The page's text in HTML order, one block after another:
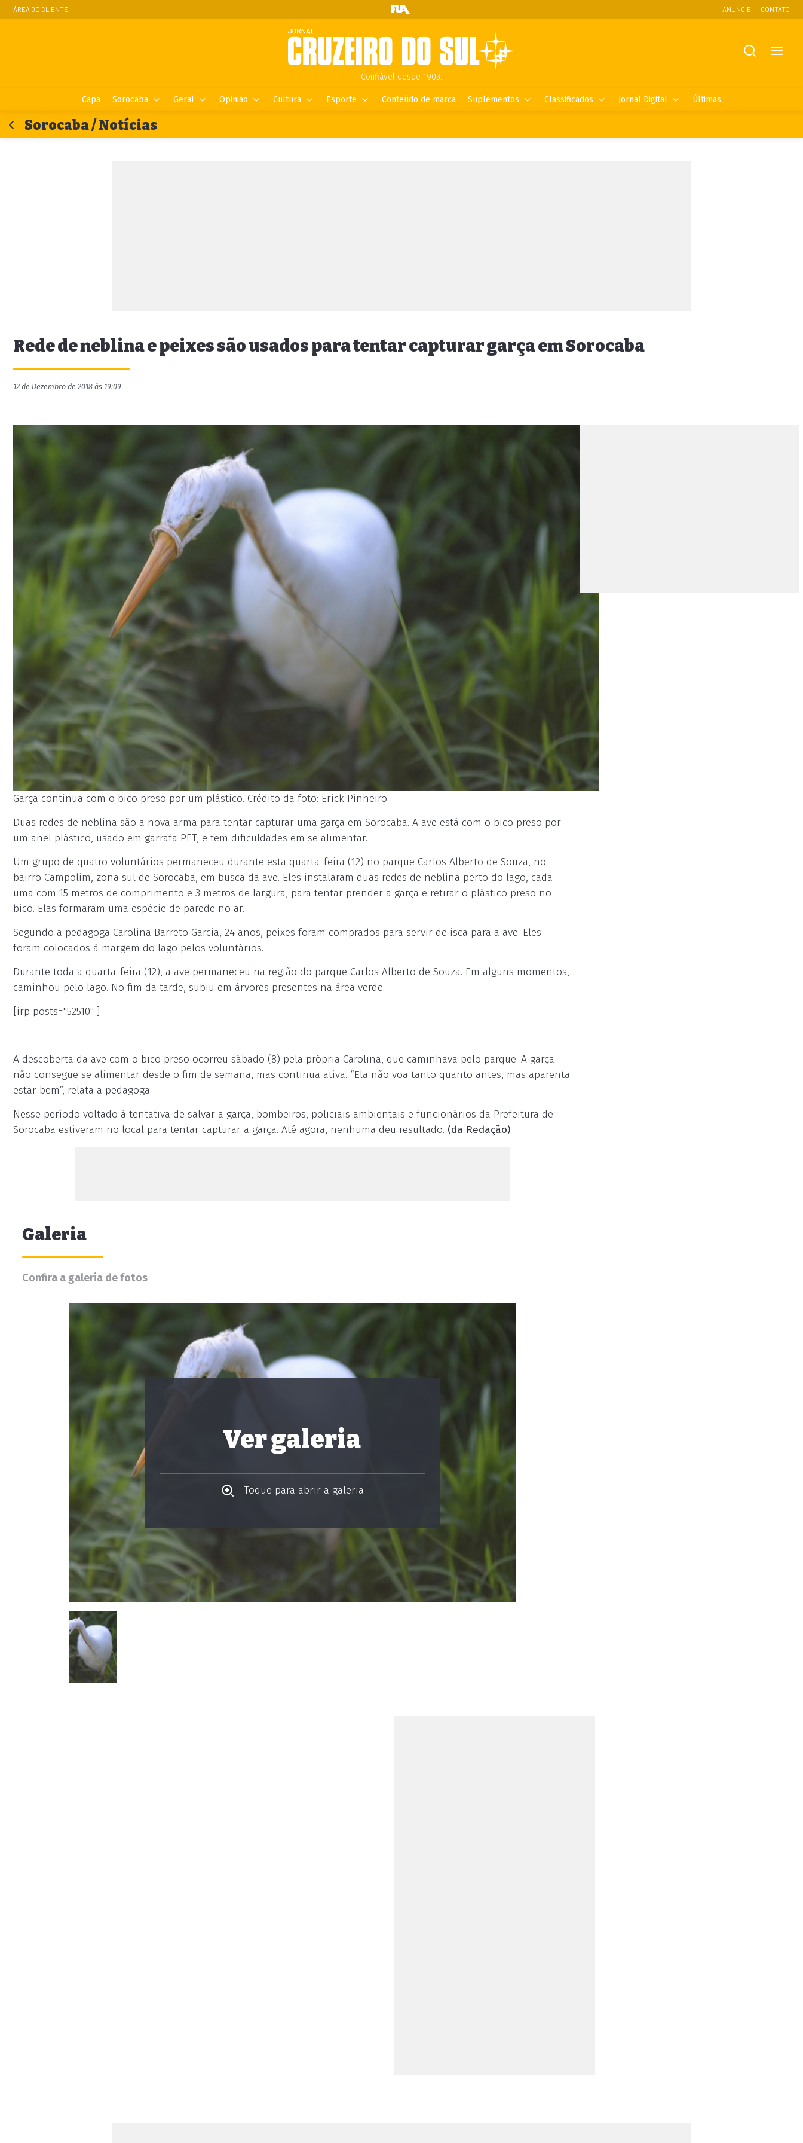
ÁREA DO CLIENTE ANUNCIE CONTATO
Confiável desde 1903.
Capa Sorocaba Geral Opinião Cultura Esporte Conteúdo de marca Suplementos Classificados Jornal Digital Últimas
Sorocaba / Notícias
Rede de neblina e peixes são usados para tentar capturar garça em Sorocaba
12 de Dezembro de 2018 às 19:09
Garça continua com o bico preso por um plástico. Crédito da foto: Erick Pinheiro
Duas redes de neblina são a nova arma para tentar capturar uma garça em Sorocaba. A ave está com o bico preso por
um anel plástico, usado em garrafa PET, e tem dificuldades em se alimentar.
Um grupo de quatro voluntários permaneceu durante esta quarta-feira (12) no parque Carlos Alberto de Souza, no
bairro Campolim, zona sul de Sorocaba, em busca da ave. Eles instalaram duas redes de neblina perto do lago, cada
uma com 15 metros de comprimento e 3 metros de largura, para tentar prender a garça e retirar o plástico preso no
bico. Elas formaram uma espécie de parede no ar.
Segundo a pedagoga Carolina Barreto Garcia, 24 anos, peixes foram comprados para servir de isca para a ave. Eles
foram colocados à margem do lago pelos voluntários.
Durante toda a quarta-feira (12), a ave permaneceu na região do parque Carlos Alberto de Souza. Em alguns momentos,
caminhou pelo lago. No fim da tarde, subiu em árvores presentes na área verde.
[irp posts="52510" ]
A descoberta da ave com o bico preso ocorreu sábado (8) pela própria Carolina, que caminhava pelo parque. A garça
não consegue se alimentar desde o fim de semana, mas continua ativa. “Ela não voa tanto quanto antes, mas aparenta
estar bem”, relata a pedagoga.
Nesse período voltado à tentativa de salvar a garça, bombeiros, policiais ambientais e funcionários da Prefeitura de
Sorocaba estiveram no local para tentar capturar a garça. Até agora, nenhuma deu resultado. (da Redação)
Galeria
Confira a galeria de fotos
Ver galeria
Toque para abrir a galeria